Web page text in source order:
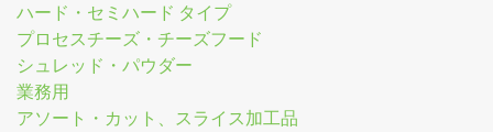
ハード・セミハード タイプ
プロセスチーズ・チーズフード
シュレッド・パウダー
業務用
アソート・カット、スライス加工品